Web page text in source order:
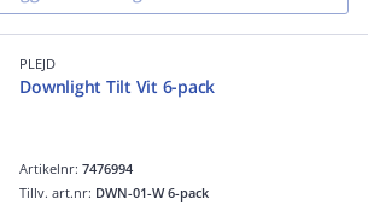
PLEJD
Downlight Tilt Vit 6-pack
Artikelnr:7476994
Tillv. art.nr: DWN-01-W 6-pack